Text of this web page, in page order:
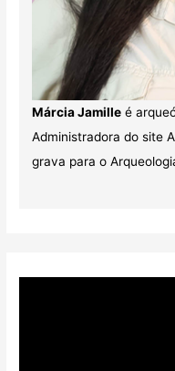
Márcia Jamilleé
Administradora do site
grava para o